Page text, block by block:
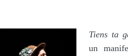
Tiens ta
un